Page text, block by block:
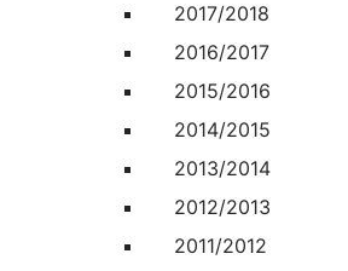
2017/2018
2016/2017
2015/2016
2014/2015
2013/2014
2012/2013
2011/2012